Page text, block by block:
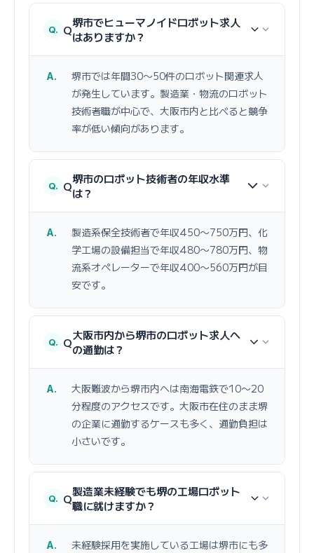
Q堺市でヒューマノイドロボット求人
はありますか？
堺市では年間30〜50件のロボット関連求人
が発生しています。製造業・物流のロボット
技術者職が中心で、大阪市内と比べると競争
率が低い傾向があります。
Q堺市のロボット技術者の年収水準
は？
製造系保全技術者で年収450〜750万円、化
学工場の設備担当で年収480〜780万円、物
流系オペレーターで年収400〜560万円が目
安です。
Q大阪市内から堺市のロボット求人へ
の通勤は？
大阪難波から堺市内へは南海電鉄で10〜20
分程度のアクセスです。大阪市在住のまま堺
の企業に通勤するケースも多く、通勤負担は
小さいです。
Q製造業未経験でも堺の工場ロボット
職に就けますか？
未経験採用を実施している工場は堺市にも多